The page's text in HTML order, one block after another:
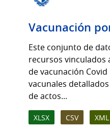
Vacunación
Este conjunto de
recursos vinculados
de vacunación
vacunales
de actos...
XLSX CSV XML